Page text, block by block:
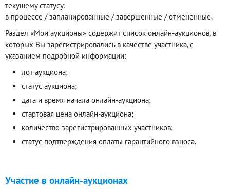
текущему статусу:
в процессе / запланированные / завершенные / отмененные.
Раздел «Мои аукционы» содержит список онлайн-аукционов, в
которых Вы зарегистрировались в качестве участника, с
указанием подробной информации:
лот аукциона;
статус аукциона;
дата и время начала онлайн-аукциона;
стартовая цена онлайн-аукциона;
количество зарегистрированных участников;
статус подтверждения оплаты гарантийного взноса.
Участие в онлайн-аукционах